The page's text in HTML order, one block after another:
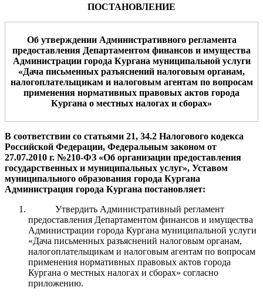
ПОСТАНОВЛЕНИЕ
Об утверждении Административного регламента
предоставления Департаментом финансов и имущества
Администрации города Кургана муниципальной услуги
«Дача письменных разъяснений налоговым органам,
налогоплательщикам и налоговым агентам по вопросам
применения нормативных правовых актов города
Кургана о местных налогах и сборах»
В соответствии со статьями 21, 34.2 Налогового кодекса
Российской Федерации, Федеральным законом от
27.07.2010 г. №210-ФЗ «Об организации предоставления
государственных и муниципальных услуг», Уставом
муниципального образования города Кургана
Администрация города Кургана постановляет:
Утвердить Административный регламент
предоставления Департаментом финансов и имущества
Администрации города Кургана муниципальной услуги
«Дача письменных разъяснений налоговым органам,
налогоплательщикам и налоговым агентам по вопросам
применения нормативных правовых актов города
Кургана о местных налогах и сборах» согласно
приложению.